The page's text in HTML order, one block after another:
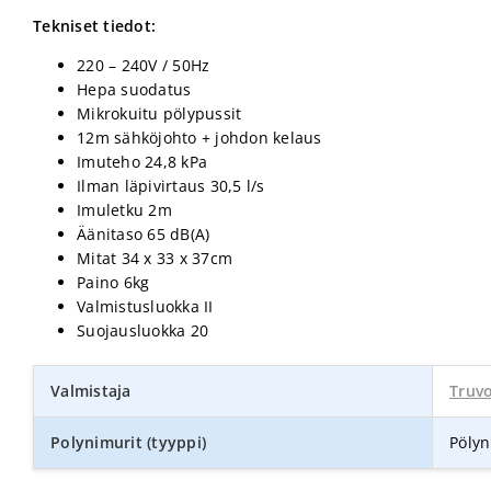
Tekniset tiedot:
220 – 240V / 50Hz
Hepa suodatus
Mikrokuitu pölypussit
12m sähköjohto + johdon kelaus
Imuteho 24,8 kPa
Ilman läpivirtaus 30,5 l/s
Imuletku 2m
Äänitaso 65 dB(A)
Mitat 34 x 33 x 37cm
Paino 6kg
Valmistusluokka II
Suojausluokka 20
Valmistaja
Polynimurit (tyyppi)